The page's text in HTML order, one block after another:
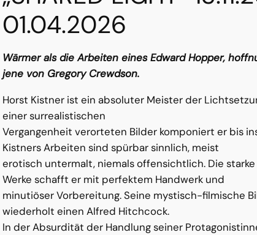
01.04.2026
Wärmer als die Arbeiten eines Edward Hopper,
jene von Gregory Crewdson.
Horst Kistner ist ein absoluter Meister der
einer surrealistischen
Vergangenheit verorteten Bilder komponiert er bis
Kistners Arbeiten sind spürbar sinnlich, meist
erotisch untermalt, niemals offensichtlich. Die
Werke schafft er mit perfektem Handwerk und
minutiöser Vorbereitung. Seine mystisch-filmische
wiederholt einen Alfred Hitchcock.
In der Absurdität der Handlung seiner